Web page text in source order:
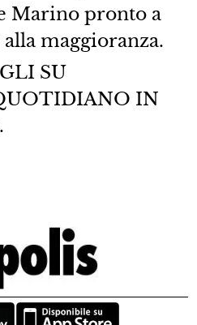
Marino pronto a
maggioranza.
SU
IN